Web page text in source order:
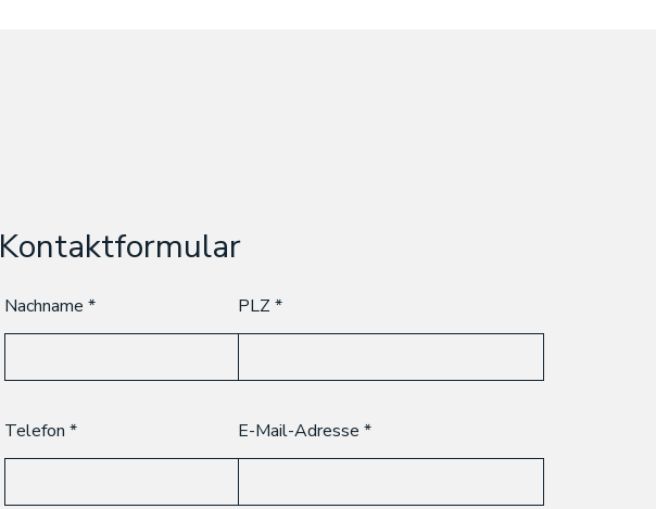
Kontaktformular
Nachname PLZ
Telefon E-Mail-Adresse